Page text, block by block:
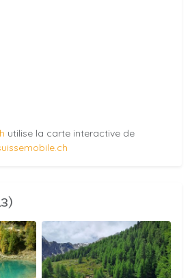
utilise la carte interactive de